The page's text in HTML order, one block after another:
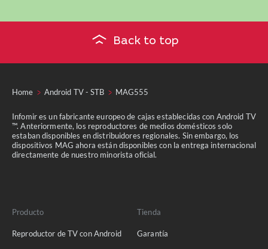
Back to top
Home Android TV - STB MAG555
Infomir es un fabricante europeo de cajas establecidas con Android TV
™. Anteriormente, los reproductores de medios domésticos solo
estaban disponibles en distribuidores regionales. Sin embargo, los
dispositivos MAG ahora están disponibles con la entrega internacional
directamente de nuestro minorista oficial.
Producto
Reproductor de TV con Android
Tienda
Garantía